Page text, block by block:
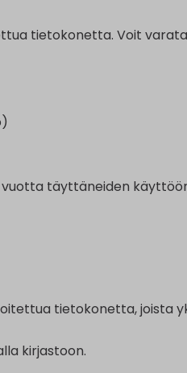
tietokonetta. Voit
täyttäneiden
tietokonetta, joista
kirjastoon.